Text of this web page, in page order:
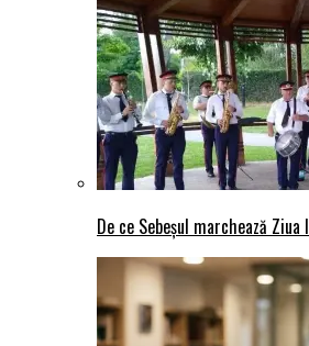
De ce Sebeșul marchează